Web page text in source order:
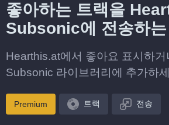
좋아하는 트랙을
Subsonic에 전송하는
Hearthis.at에서 좋아요 표시하
Subsonic 라이브러리에 추가하
Premium 트랙 전송